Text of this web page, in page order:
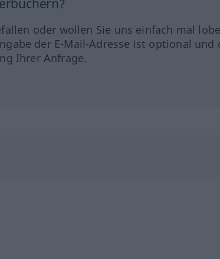
oder wollen Sie uns einfach mal
der E-Mail-Adresse ist optional und
Ihrer Anfrage.